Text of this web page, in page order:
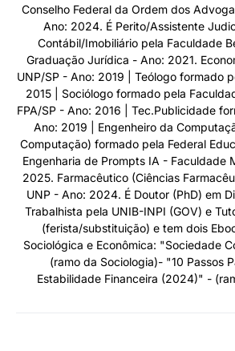
Conselho Federal da Ordem dos
Ano: 2024. É Perito/Assistente
Contábil/Imobiliário pela Faculdade
Graduação Jurídica - Ano: 2021.
UNP/SP - Ano: 2019 | Teólogo formado
2015 | Sociólogo formado pela
FPA/SP - Ano: 2016 | Tec.Publicidade
Ano: 2019 | Engenheiro da
Computação) formado pela Federal
Engenharia de Prompts IA - Faculdade
2025. Farmacêutico (Ciências
UNP - Ano: 2024. É Doutor (PhD) em
Trabalhista pela UNIB-INPI (GOV) e
(ferista/substituição) e tem dois
Sociológica e Econômica: "Sociedade
(ramo da Sociologia)- "10 Passos
Estabilidade Financeira (2024)" -